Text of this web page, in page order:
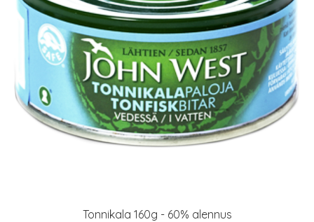
Tonnikala 160g - 60% alennus